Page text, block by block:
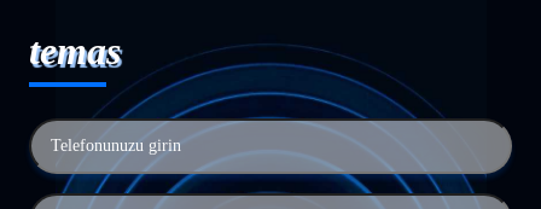
temas